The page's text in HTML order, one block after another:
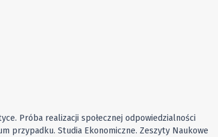
Próba realizacji społecznej odpowiedzialności
przypadku. Studia Ekonomiczne. Zeszyty Naukowe